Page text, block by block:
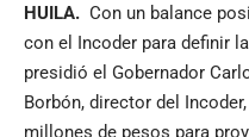
HUILA. Con un balance
con el Incoder para definir
presidió el Gobernador
Borbón, director del
millones de pesos para